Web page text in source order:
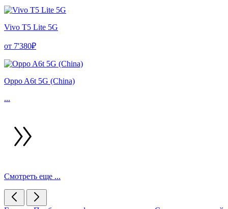
Vivo T5 Lite 5G
от 7'380₽
Oppo A6t 5G (China)
...
Смотреть еще ...